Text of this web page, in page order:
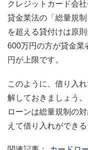
クレジットカード会
貸金業法の「総量規
を超える貸付けは原
600万円の方が貸金業
円が上限です。
このように、借り入
解しておきましょう
ローンは総量規制の
えて借り入れができ